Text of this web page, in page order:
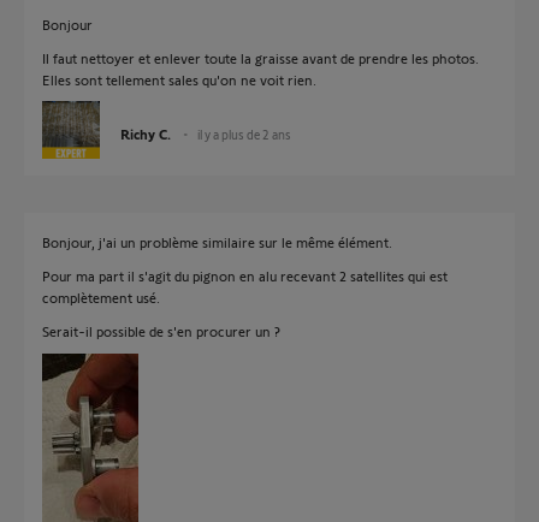
Bonjour
Il faut nettoyer et enlever toute la graisse avant de prendre les photos.
Elles sont tellement sales qu'on ne voit rien.
Richy C. il y a plus de 2 ans
Bonjour, j'ai un problème similaire sur le même élément.
Pour ma part il s'agit du pignon en alu recevant 2 satellites qui est
complètement usé.
Serait-il possible de s'en procurer un ?